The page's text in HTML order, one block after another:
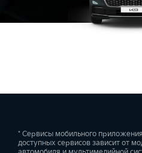
* Сервисы мобильного
доступных сервисов зависит от